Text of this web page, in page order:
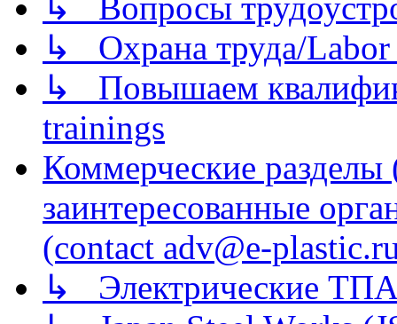
↳ Охрана труда/Labor
↳ Повышаем
trainings
Коммерческие
заинтересованные
(contact adv@e-
↳ Электрические